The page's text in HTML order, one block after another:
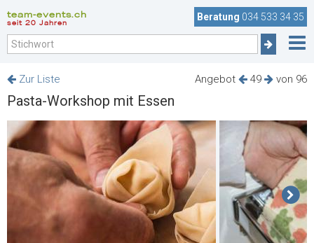
team-events.ch
seit 20 Jahren
Beratung 034 533 34 35
Angebot 49 von 96
Zur Liste
Pasta-Workshop mit Essen